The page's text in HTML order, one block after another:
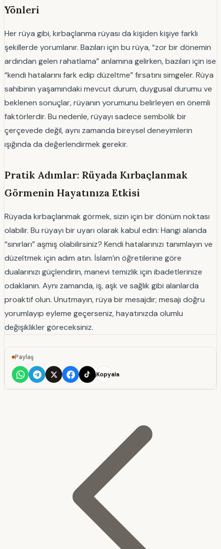
Yönleri
Her rüya gibi, kırbaçlanma rüyası da kişiden kişiye farklı
şekillerde yorumlanır. Bazıları için bu rüya, “zor bir dönemin
ardından gelen rahatlama” anlamına gelirken, bazıları için ise
“kendi hatalarını fark edip düzeltme” fırsatını simgeler. Rüya
sahibinin yaşamındaki mevcut durum, duygusal durumu ve
beklenen sonuçlar, rüyanın yorumunu belirleyen en önemli
faktörlerdir. Bu nedenle, rüyayı sadece sembolik bir
çerçevede değil, aynı zamanda bireysel deneyimlerin
ışığında da değerlendirmek gerekir.
Pratik Adımlar: Rüyada Kırbaçlanmak
Görmenin Hayatınıza Etkisi
Rüyada kırbaçlanmak görmek, sizin için bir dönüm noktası
olabilir. Bu rüyayı bir uyarı olarak kabul edin: Hangi alanda
“sınırları” aşmış olabilirsiniz? Kendi hatalarınızı tanımlayın ve
düzeltmek için adım atın. İslam’ın öğretilerine göre
dualarınızı güçlendirin, manevi temizlik için ibadetlerinize
odaklanın. Aynı zamanda, iş, aşk ve sağlık gibi alanlarda
proaktif olun. Unutmayın, rüya bir mesajdır; mesajı doğru
yorumlayıp eyleme geçerseniz, hayatınızda olumlu
değişiklikler göreceksiniz.
Paylaş
Kopyala